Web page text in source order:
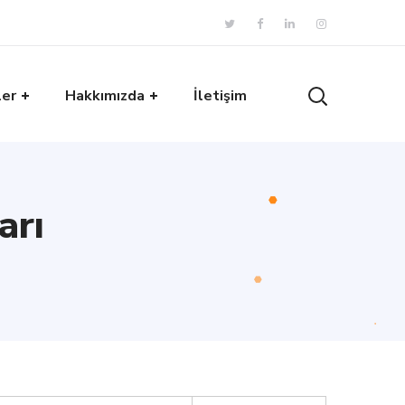
Hakkımızda İletişim